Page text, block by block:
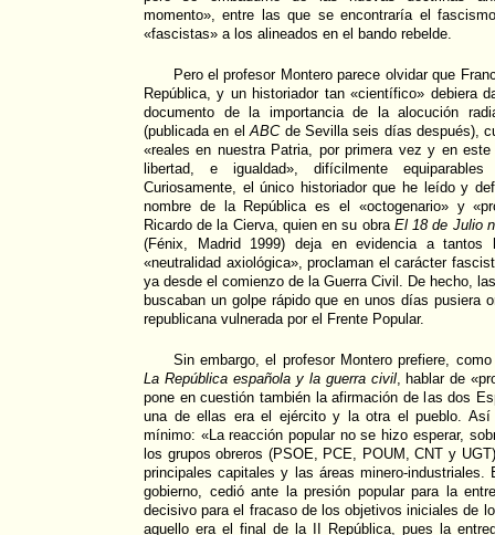
momento», entre las que se encontraría el
«fascistas» a los alineados en el bando rebelde.
Pero el profesor Montero parece olvidar que
República, y un historiador tan «científico» debiera
documento de la importancia de la alocución
(publicada en elABCde Sevilla seis días después),
«reales en nuestra Patria, por primera vez y en
libertad, e igualdad», difícilmente
Curiosamente, el único historiador que he leído y
nombre de la República es el «octogenario» y
Ricardo de la Cierva, quien en su obra El 18 de Julio
(Fénix, Madrid 1999) deja en evidencia a tantos
«neutralidad axiológica», proclaman el carácter
ya desde el comienzo de la Guerra Civil. De hecho,
buscaban un golpe rápido que en unos días pusiera
republicana vulnerada por el Frente Popular.
Sin embargo, el profesor Montero prefiere,
La República española y la guerra civil, hablar de
pone en cuestión también la afirmación de las dos
una de ellas era el ejército y la otra el pueblo.
mínimo: «La reacción popular no se hizo esperar,
los grupos obreros (PSOE, PCE, POUM, CNT y
principales capitales y las áreas minero-
gobierno, cedió ante la presión popular para la
decisivo para el fracaso de los objetivos iniciales de
aquello era el final de la II República, pues la